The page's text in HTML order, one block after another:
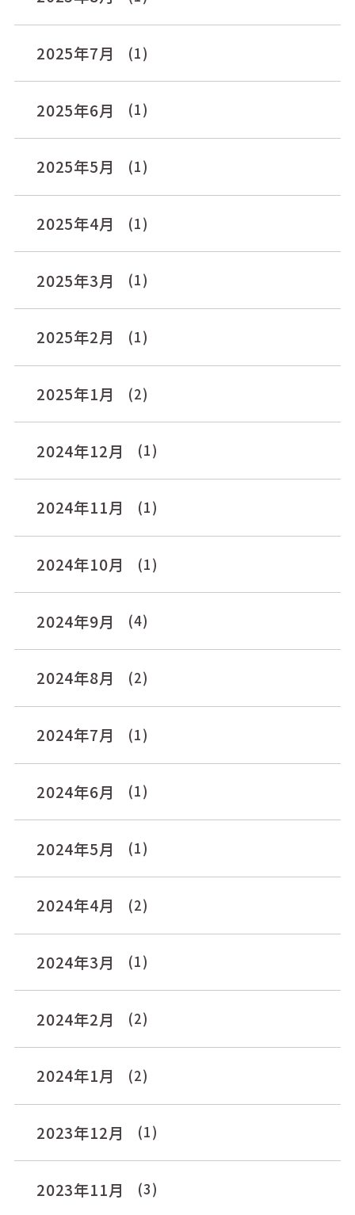
2025年7月 (1)
2025年6月 (1)
2025年5月 (1)
2025年4月 (1)
2025年3月 (1)
2025年2月 (1)
2025年1月 (2)
2024年12月 (1)
2024年11月 (1)
2024年10月 (1)
2024年9月 (4)
2024年8月 (2)
2024年7月 (1)
2024年6月 (1)
2024年5月 (1)
2024年4月 (2)
2024年3月 (1)
2024年2月 (2)
2024年1月 (2)
2023年12月 (1)
2023年11月 (3)